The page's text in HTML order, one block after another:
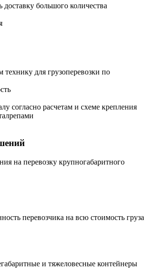
доставку большого количества
технику для грузоперевозки по
согласно расчетам и схеме крепления
на перевозку крупногабаритного
перевозчика на всю стоимость груза
и тяжеловесные контейнеры